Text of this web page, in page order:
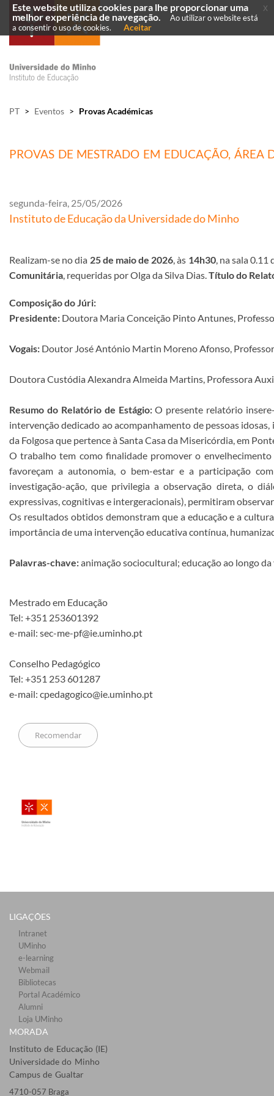
PT > Eventos > Provas Académicas
PROVAS DE MESTRADO EM EDUCAÇÃO,
segunda-feira, 25/05/2026
Instituto de Educação da Universidade do Minho
Realizam-se no dia 25 de maio de 2026, às 14h30, na sala 0.11
Comunitária, requeridas por Olga da Silva Dias.Título do
Composição do Júri:
Presidente: Doutora Maria Conceição Pinto Antunes,
Vogais: Doutor José António Martin Moreno Afonso,
Doutora Custódia Alexandra Almeida Martins, Professora
Resumo do Relatório de Estágio:O presente relatório
intervenção dedicado ao acompanhamento de pessoas
da Folgosa que pertence à Santa Casa da Misericórdia, em
O trabalho tem como finalidade promover o
favoreçam a autonomia, o bem-estar e a participação
investigação-ação, que privilegia a observação direta, o
expressivas, cognitivas e intergeracionais), permitiram
Os resultados obtidos demonstram que a educação e a
importância de uma intervenção educativa contínua,
Palavras-chave:animação sociocultural; educação ao longo
Mestrado em Educação
Tel: +351 253601392
e-mail: sec-me-pf@ie.uminho.pt
Conselho Pedagógico
Tel: +351 253 601287
e-mail: cpedagogico@ie.uminho.pt
LIGAÇÕES​
Intranet
UMinho
e-learning
Webmail​
Bibliotecas​
Portal Académico
Alumni
Loja UMinho
MORADA
Instituto de Educação (IE)
Universidade do Minho
Campus de Gualtar
4710-057 Braga
Este website utiliza cookies para lhe proporcionar uma
melhor experiência de navegação.
Ao utilizar o website está
a consentir o uso de cookies.
Aceitar
x